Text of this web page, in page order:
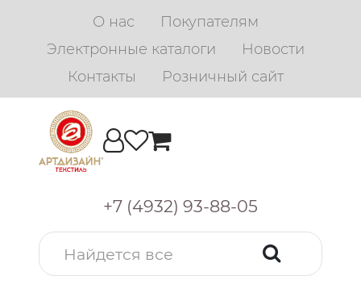
О нас
Покупателям
Электронные каталоги
Новости
Контакты
Розничный сайт
+7 (4932) 93-88-05